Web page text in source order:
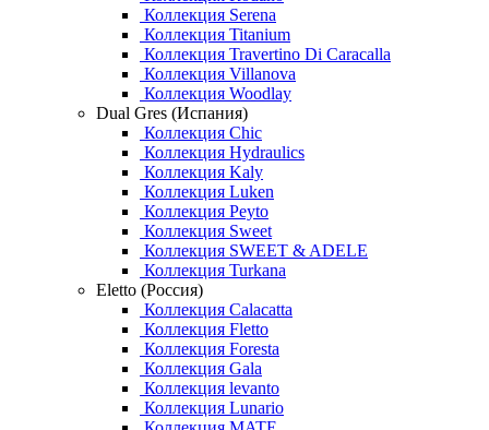
Коллекция Serena
Коллекция Titanium
Коллекция Travertino Di Caracalla
Коллекция Villanova
Коллекция Woodlay
Dual Gres (Испания)
Коллекция Chic
Коллекция Hydraulics
Коллекция Kaly
Коллекция Luken
Коллекция Peyto
Коллекция Sweet
Коллекция SWEET & ADELE
Коллекция Turkana
Eletto (Россия)
Коллекция Calacatta
Коллекция Fletto
Коллекция Foresta
Коллекция Gala
Коллекция levanto
Коллекция Lunario